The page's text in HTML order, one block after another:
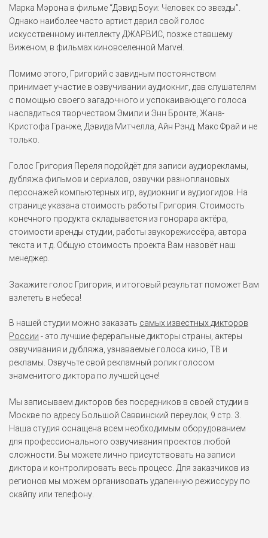
Марка Мэрона в фильме “Дэвид Боуи: Человек со звезды”.
Однако наиболее часто артист дарил свой голос
искусственному интеллекту ДЖАРВИС, позже ставшему
Виженом, в фильмах киновселенной Marvel.
Помимо этого, Григорий с завидным постоянством
принимает участие в озвучивании аудиокниг, дав слушателям
с помощью своего загадочного и успокаивающего голоса
насладиться творчеством Эмили и Энн Бронте, Жана-
Кристофа Гранже, Дэвида Митчелла, Айн Рэнд, Макс Фрай и не
только.
Голос Григория Переля подойдёт для записи аудиорекламы,
дубляжа фильмов и сериалов, озвучки разноплановых
персонажей компьютерных игр, аудиокниг и аудиогидов. На
странице указана стоимость работы Григория. Стоимость
конечного продукта складывается из гонорара актёра,
стоимости аренды студии, работы звукорежиссёра, автора
текста и т.д. Общую стоимость проекта Вам назовёт наш
менеджер.
Закажите голос Григория, и итоговый результат поможет Вам
взлететь в небеса!
В нашей студии можно заказать самых известных дикторов
России - это лучшие федеральные дикторы страны, актеры
озвучивания и дубляжа, узнаваемые голоса кино, ТВ и
рекламы. Озвучьте свой рекламный ролик голосом
знаменитого диктора по лучшей цене!
Мы записываем дикторов без посредников в своей студии в
Москве по адресу Большой Саввинский переулок, 9 стр. 3.
Наша студия оснащена всем необходимым оборудованием
для профессионального озвучивания проектов любой
сложности. Вы можете лично присутствовать на записи
диктора и контролировать весь процесс. Для заказчиков из
регионов мы можем организовать удаленную режиссуру по
скайпу или телефону.